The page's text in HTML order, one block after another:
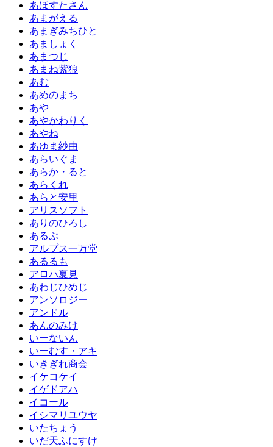
あほすたさん
あまがえる
あまぎみちひと
あましょく
あまつじ
あまね紫狼
あむ
あめのまち
あや
あやかわりく
あやね
あゆま紗由
あらいぐま
あらか・ると
あらくれ
あらと安里
アリスソフト
ありのひろし
あるぷ
アルプス一万堂
あるるも
アロハ夏見
あわじひめじ
アンソロジー
アンドル
あんのみけ
いーないん
いーむす・アキ
いきぎれ商会
イケコケイ
イゲドアハ
イコール
イシマリユウヤ
いたちょう
いだ天ふにすけ